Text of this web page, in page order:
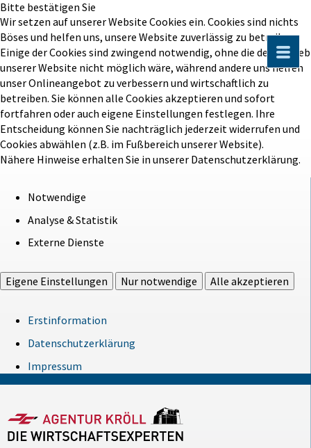
Bitte bestätigen Sie
Wir setzen auf unserer Website Cookies ein. Cookies sind nichts
Böses und helfen uns, unsere Website zuverlässig zu betreiben.
Einige der Cookies sind zwingend notwendig, ohne die der Betrieb
unserer Website nicht möglich wäre, während andere uns helfen
unser Onlineangebot zu verbessern und wirtschaftlich zu
betreiben. Sie können alle Cookies akzeptieren und sofort
fortfahren oder auch eigene Einstellungen festlegen. Ihre
Entscheidung können Sie nachträglich jederzeit widerrufen und
Cookies abwählen (z.B. im Fußbereich unserer Website).
Nähere Hinweise erhalten Sie in unserer Datenschutzerklärung.
Notwendige
Analyse & Statistik
Externe Dienste
Eigene Einstellungen Nur notwendige Alle akzeptieren
Erstinformation
Datenschutzerklärung
Impressum